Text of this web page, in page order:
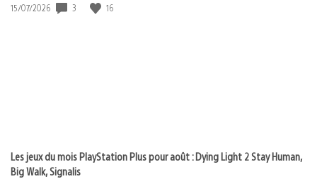
Date
15/07/2026 3 16
Les jeux du mois PlayStation Plus pour août : Dying Light 2 Stay Human,
Big Walk, Signalis